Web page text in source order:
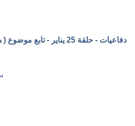
دفاعيات - حلقة 25 يناير -